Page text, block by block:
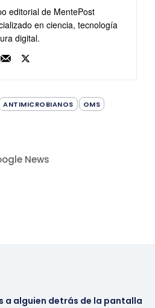
editorial de MentePost
en ciencia, tecnología
digital.
ANTIMICROBIANOS
OMS
News
a alguien detrás de la pantalla